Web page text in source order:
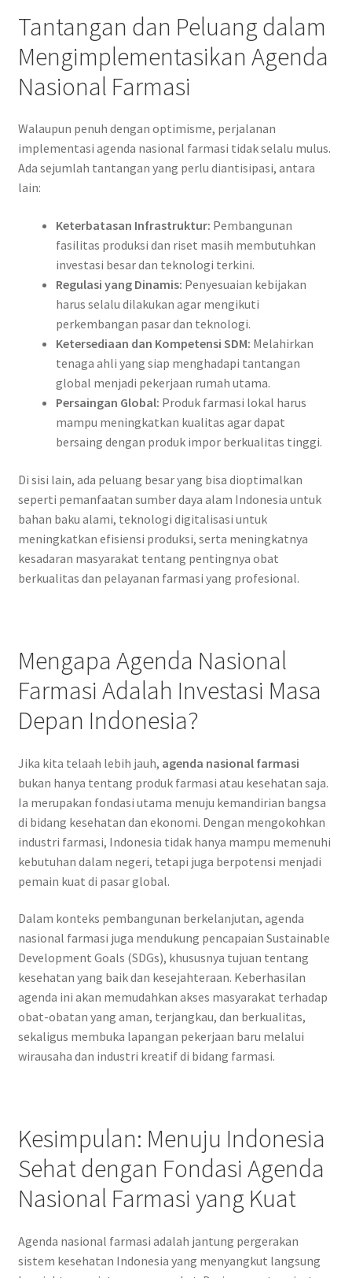
Tantangan dan Peluang dalam
Mengimplementasikan Agenda
Nasional Farmasi
Walaupun penuh dengan optimisme, perjalanan
implementasi agenda nasional farmasi tidak selalu mulus.
Ada sejumlah tantangan yang perlu diantisipasi, antara
lain:
Keterbatasan Infrastruktur: Pembangunan
fasilitas produksi dan riset masih membutuhkan
investasi besar dan teknologi terkini.
Regulasi yang Dinamis: Penyesuaian kebijakan
harus selalu dilakukan agar mengikuti
perkembangan pasar dan teknologi.
Ketersediaan dan Kompetensi SDM: Melahirkan
tenaga ahli yang siap menghadapi tantangan
global menjadi pekerjaan rumah utama.
Persaingan Global: Produk farmasi lokal harus
mampu meningkatkan kualitas agar dapat
bersaing dengan produk impor berkualitas tinggi.
Di sisi lain, ada peluang besar yang bisa dioptimalkan
seperti pemanfaatan sumber daya alam Indonesia untuk
bahan baku alami, teknologi digitalisasi untuk
meningkatkan efisiensi produksi, serta meningkatnya
kesadaran masyarakat tentang pentingnya obat
berkualitas dan pelayanan farmasi yang profesional.
Mengapa Agenda Nasional
Farmasi Adalah Investasi Masa
Depan Indonesia?
Jika kita telaah lebih jauh, agenda nasional farmasi
bukan hanya tentang produk farmasi atau kesehatan saja.
Ia merupakan fondasi utama menuju kemandirian bangsa
di bidang kesehatan dan ekonomi. Dengan mengokohkan
industri farmasi, Indonesia tidak hanya mampu memenuhi
kebutuhan dalam negeri, tetapi juga berpotensi menjadi
pemain kuat di pasar global.
Dalam konteks pembangunan berkelanjutan, agenda
nasional farmasi juga mendukung pencapaian Sustainable
Development Goals (SDGs), khususnya tujuan tentang
kesehatan yang baik dan kesejahteraan. Keberhasilan
agenda ini akan memudahkan akses masyarakat terhadap
obat-obatan yang aman, terjangkau, dan berkualitas,
sekaligus membuka lapangan pekerjaan baru melalui
wirausaha dan industri kreatif di bidang farmasi.
Kesimpulan: Menuju Indonesia
Sehat dengan Fondasi Agenda
Nasional Farmasi yang Kuat
Agenda nasional farmasi adalah jantung pergerakan
sistem kesehatan Indonesia yang menyangkut langsung